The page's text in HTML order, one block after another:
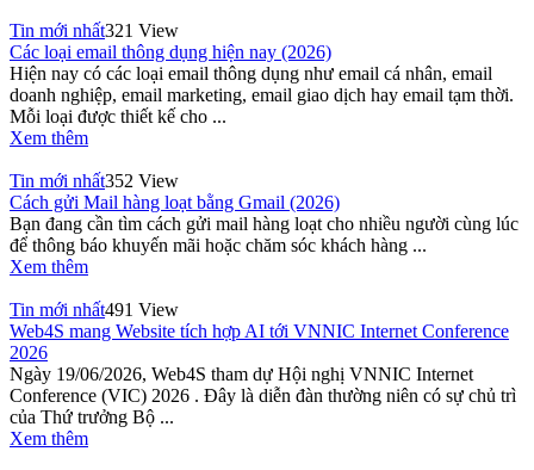
Tin mới nhất321 View
Các loại email thông dụng hiện nay (2026)
Hiện nay có các loại email thông dụng như email cá nhân, email
doanh nghiệp, email marketing, email giao dịch hay email tạm thời.
Mỗi loại được thiết kế cho ...
Xem thêm
Tin mới nhất352 View
Cách gửi Mail hàng loạt bằng Gmail (2026)
Bạn đang cần tìm cách gửi mail hàng loạt cho nhiều người cùng lúc
để thông báo khuyến mãi hoặc chăm sóc khách hàng ...
Xem thêm
Tin mới nhất491 View
Web4S mang Website tích hợp AI tới VNNIC Internet Conference
2026
Ngày 19/06/2026, Web4S tham dự Hội nghị VNNIC Internet
Conference (VIC) 2026 . Đây là diễn đàn thường niên có sự chủ trì
của Thứ trưởng Bộ ...
Xem thêm